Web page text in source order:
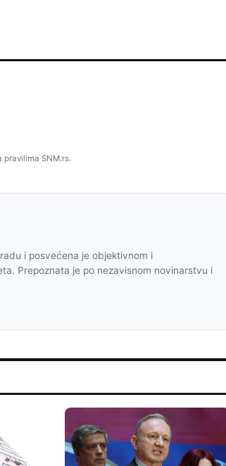
pravilima SNM.rs.
i posvećena je objektivnom i
Prepoznata je po nezavisnom novinarstvu i